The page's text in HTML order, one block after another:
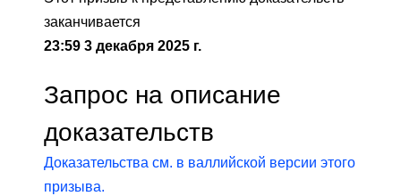
заканчивается
23:59 3 декабря 2025 г.
Запрос на описание
доказательств
Доказательства см. в валлийской версии этого
призыва.